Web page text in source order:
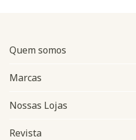
Quem somos
Marcas
Nossas Lojas
Revista